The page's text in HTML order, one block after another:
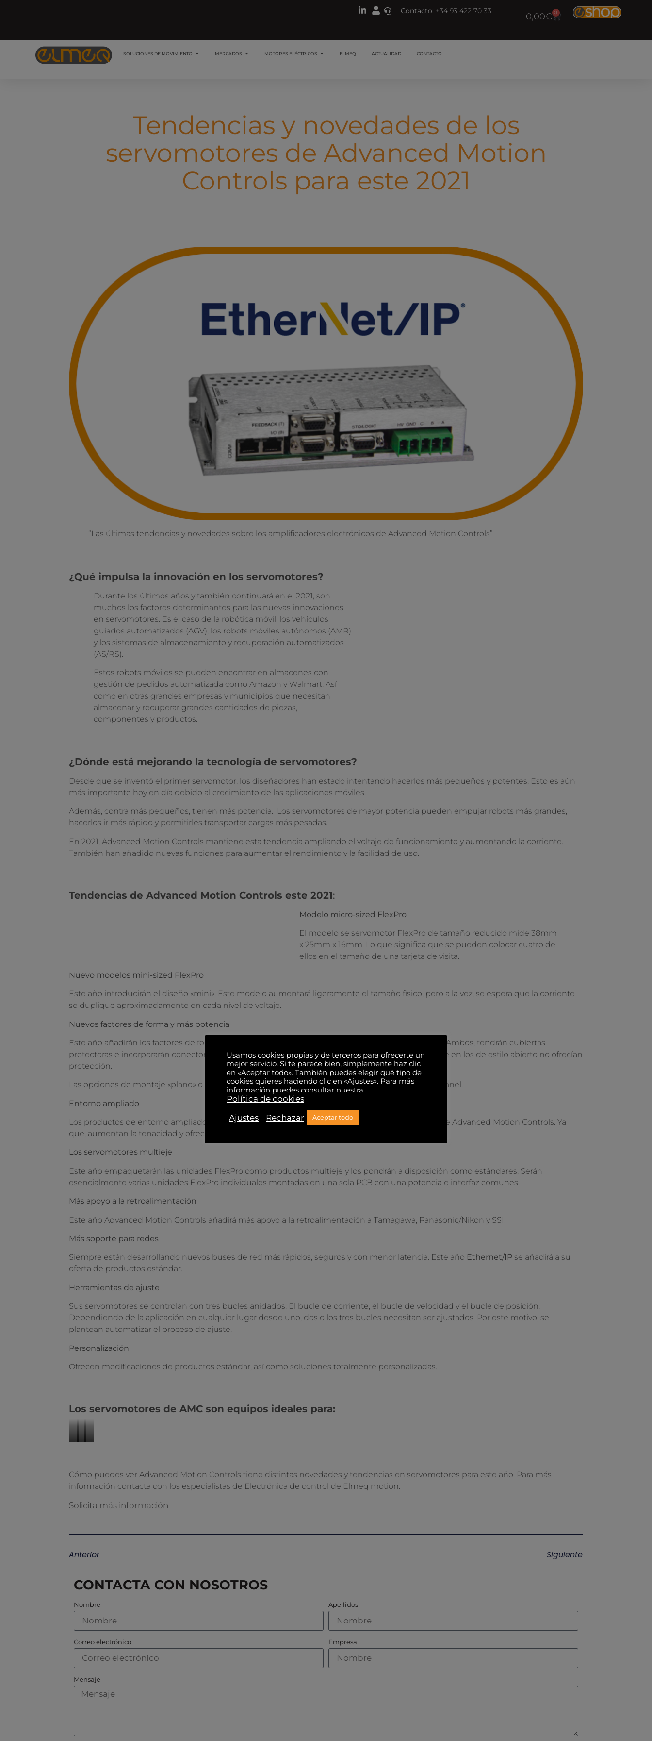
Contacto: +34 93 422 70 33
0,00€ 0
SOLUCIONES DE MOVIMIENTO MERCADOS MOTORES ELÉCTRICOS ELMEQ ACTUALIDAD CONTACTO
Tendencias y novedades de los
servomotores de Advanced Motion
Controls para este 2021
“Las últimas tendencias y novedades sobre los amplificadores electrónicos de Advanced Motion Controls”
¿Qué impulsa la innovación en los servomotores?
Durante los últimos años y también continuará en el 2021, son
muchos los factores determinantes para las nuevas innovaciones
en servomotores. Es el caso de la robótica móvil, los vehículos
guiados automatizados (AGV), los robots móviles autónomos (AMR)
y los sistemas de almacenamiento y recuperación automatizados
(AS/RS).
Estos robots móviles se pueden encontrar en almacenes con
gestión de pedidos automatizada como Amazon y Walmart. Así
como en otras grandes empresas y municipios que necesitan
almacenar y recuperar grandes cantidades de piezas,
componentes y productos.
¿Dónde está mejorando la tecnología de servomotores?
Desde que se inventó el primer servomotor, los diseñadores han estado intentando hacerlos más pequeños y potentes. Esto es aún
más importante hoy en día debido al crecimiento de las aplicaciones móviles.
Además, contra más pequeños, tienen más potencia. Los servomotores de mayor potencia pueden empujar robots más grandes,
hacerlos ir más rápido y permitirles transportar cargas más pesadas.
En 2021, Advanced Motion Controls mantiene esta tendencia ampliando el voltaje de funcionamiento y aumentando la corriente.
También han añadido nuevas funciones para aumentar el rendimiento y la facilidad de uso.
Tendencias de Advanced Motion Controls este 2021:
Modelo micro-sized FlexPro
El modelo se servomotor FlexPro de tamaño reducido mide 38mm
x 25mm x 16mm. Lo que significa que se pueden colocar cuatro de
ellos en el tamaño de una tarjeta de visita.
Nuevo modelos mini-sized FlexPro
Este año introducirán el diseño «mini». Este modelo aumentará ligeramente el tamaño físico, pero a la vez, se espera que la corriente
se duplique aproximadamente en cada nivel de voltaje.
Nuevos factores de forma y más potencia
Este año añadirán los factores de forma «montaje en panel» y «montaje M/V» a la oferta de FlexPro. Ambos, tendrán cubiertas
protectoras e incorporarán conectores y enchufes más grandes para facilitar la instalación. Cosa que en los de estilo abierto no ofrecían
protección.
Las opciones de montaje «plano» o en el «lomo» estarán disponibles en la versión de montaje en panel.
Entorno ampliado
Los productos de entorno ampliado desempeñan un papel importante en la línea de productos de Advanced Motion Controls. Ya
que, aumentan la tenacidad y ofrecen más opciones para trabajar en entornos hostiles.
Los servomotores multieje
Este año empaquetarán las unidades FlexPro como productos multieje y los pondrán a disposición como estándares. Serán
esencialmente varias unidades FlexPro individuales montadas en una sola PCB con una potencia e interfaz comunes.
Más apoyo a la retroalimentación
Este año Advanced Motion Controls añadirá más apoyo a la retroalimentación a Tamagawa, Panasonic/Nikon y SSI.
Más soporte para redes
Siempre están desarrollando nuevos buses de red más rápidos, seguros y con menor latencia. Este año Ethernet/IP se añadirá a su
oferta de productos estándar.
Herramientas de ajuste
Sus servomotores se controlan con tres bucles anidados: El bucle de corriente, el bucle de velocidad y el bucle de posición.
Dependiendo de la aplicación en cualquier lugar desde uno, dos o los tres bucles necesitan ser ajustados. Por este motivo, se
plantean automatizar el proceso de ajuste.
Personalización
Ofrecen modificaciones de productos estándar, así como soluciones totalmente personalizadas.
Los servomotores de AMC son equipos ideales para:
https://www.elmeq-
https://www.elmeq-
agv
https://www.elmeq-
Cómo puedes ver Advanced Motion Controls tiene distintas novedades y tendencias en servomotores para este año. Para más
información contacta con los especialistas de Electrónica de control de Elmeq motion.
Solicita más información
Anterior Siguiente
CONTACTA CON NOSOTROS
Nombre Apellidos
Correo electrónico Empresa
Mensaje
Usamos cookies propias y de terceros para ofrecerte un
mejor servicio. Si te parece bien, simplemente haz clic
en «Aceptar todo». También puedes elegir qué tipo de
cookies quieres haciendo clic en «Ajustes». Para más
información puedes consultar nuestra
Política de cookies
Ajustes
Rechazar Aceptar todo